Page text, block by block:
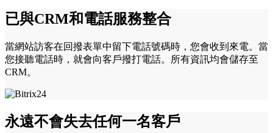
已與CRM和電話服務整合
當網站訪客在回撥表單中留下電話號碼時，您會收到來電。當
您接聽電話時，就會向客戶撥打電話。所有資訊均會儲存至
CRM。
永遠不會失去任何一名客戶